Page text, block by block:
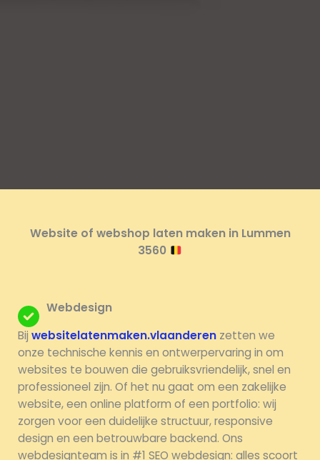
Website of webshop laten maken in Lummen
3560
Webdesign
Bij websitelatenmaken.vlaanderen zetten we
onze technische kennis en ontwerpervaring in om
websites te bouwen die gebruiksvriendelijk, snel en
professioneel zijn. Of het nu gaat om een zakelijke
website, een online platform of een portfolio: wij
zorgen voor een duidelijke structuur, responsive
design en een betrouwbare backend. Ons
webdesignteam is in #1 SEO webdesign: alles scoort